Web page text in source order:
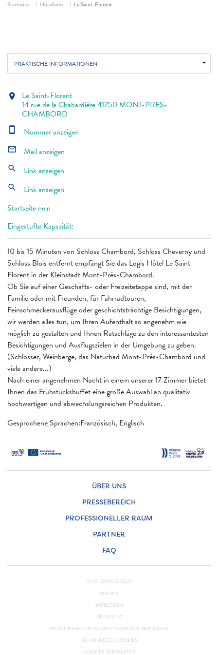
Startseite Hôtellerie Le Saint-Florent
PRAKTISCHE INFORMATIONEN
10 bis 15 Minuten von Schloss Chambord, Schloss Cheverny und
Schloss Blois entfernt empfängt Sie das Logis Hôtel Le Saint
Florent in der Kleinstadt Mont-Près-Chambord.
Ob Sie auf einer Geschäfts- oder Freizeitetappe sind, mit der
Familie oder mit Freunden, für Fahrradtouren,
Feinschmeckerausflüge oder geschichtsträchtige Besichtigungen,
wir werden alles tun, um Ihren Aufenthalt so angenehm wie
möglich zu gestalten und Ihnen Ratschläge zu den interessantesten
Besichtigungen und Ausflugszielen in der Umgebung zu geben.
(Schlösser, Weinberge, das Naturbad Mont-Près-Chambord und
viele andere...)
Nach einer angenehmen Nacht in einem unserer 17 Zimmer bietet
Ihnen das Frühstücksbuffet eine große Auswahl an qualitativ
hochwertigen und abwechslungsreichen Produkten.
Gesprochene Sprachen:Französisch, Englisch
location_on Le Saint-Florent
14 rue de la Chabardière 41250 MONT-PRES-
CHAMBORD
smartphone Nummer anzeigen
mail_outline Mail anzeigen
search Link anzeigen
search
Link anzeigen
Startseite nein
Eingestufte Kapazität:
ÜBER UNS
PRESSEBEREICH
PROFESSIONELLER RAUM
PARTNER
FAQ
© LA LOIRE À VÉLO
APSULIS
IMPRESSUM
ÜBERSICHT
RICHTLINIEN ZUM SCHUTZ PERSÖNLICHER DATEN
RICHTLINIE ZU COOKIES
COOKIES VERWALTEN